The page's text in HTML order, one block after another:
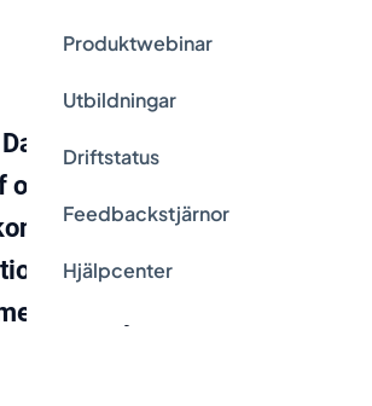
Produktwebinar
Utbildningar
Driftstatus
Feedbackstjärnor
Hjälpcenter
Erik Pettersson,
och biträdande kommunchef
i Knivsta kommun,
förhoppningar på
Stratsys.